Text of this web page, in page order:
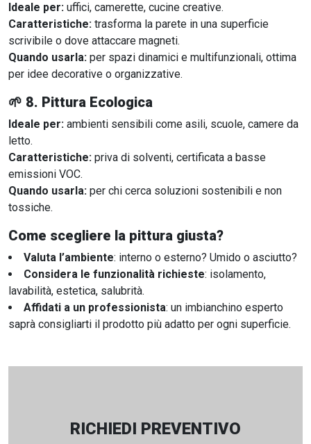
Ideale per: uffici, camerette, cucine creative.
Caratteristiche: trasforma la parete in una superficie
scrivibile o dove attaccare magneti.
Quando usarla: per spazi dinamici e multifunzionali, ottima
per idee decorative o organizzative.
🌱 8. Pittura Ecologica
Ideale per: ambienti sensibili come asili, scuole, camere da
letto.
Caratteristiche: priva di solventi, certificata a basse
emissioni VOC.
Quando usarla: per chi cerca soluzioni sostenibili e non
tossiche.
Come scegliere la pittura giusta?
Valuta l’ambiente: interno o esterno? Umido o asciutto?
Considera le funzionalità richieste: isolamento,
lavabilità, estetica, salubrità.
Affidati a un professionista: un imbianchino esperto
saprà consigliarti il prodotto più adatto per ogni superficie.
RICHIEDI PREVENTIVO